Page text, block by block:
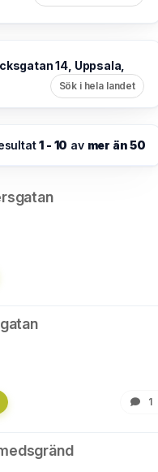
14, Uppsala,
Sök i hela landet
1 - 10 av mer än 50
1